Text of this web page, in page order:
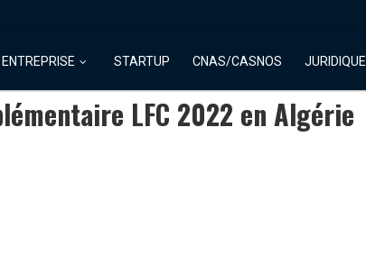
STARTUP CNAS/CASNOS JURIDIQUE
LFC 2022 en Algérie